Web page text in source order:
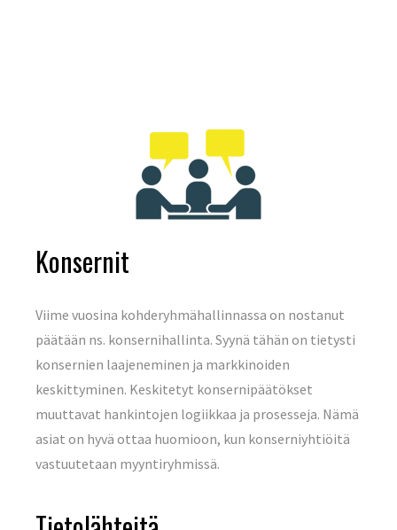
Konsernit
Viime vuosina kohderyhmähallinnassa on nostanut
päätään ns. konsernihallinta. Syynä tähän on tietysti
konsernien laajeneminen ja markkinoiden
keskittyminen. Keskitetyt konsernipäätökset
muuttavat hankintojen logiikkaa ja prosesseja. Nämä
asiat on hyvä ottaa huomioon, kun konserniyhtiöitä
vastuutetaan myyntiryhmissä.